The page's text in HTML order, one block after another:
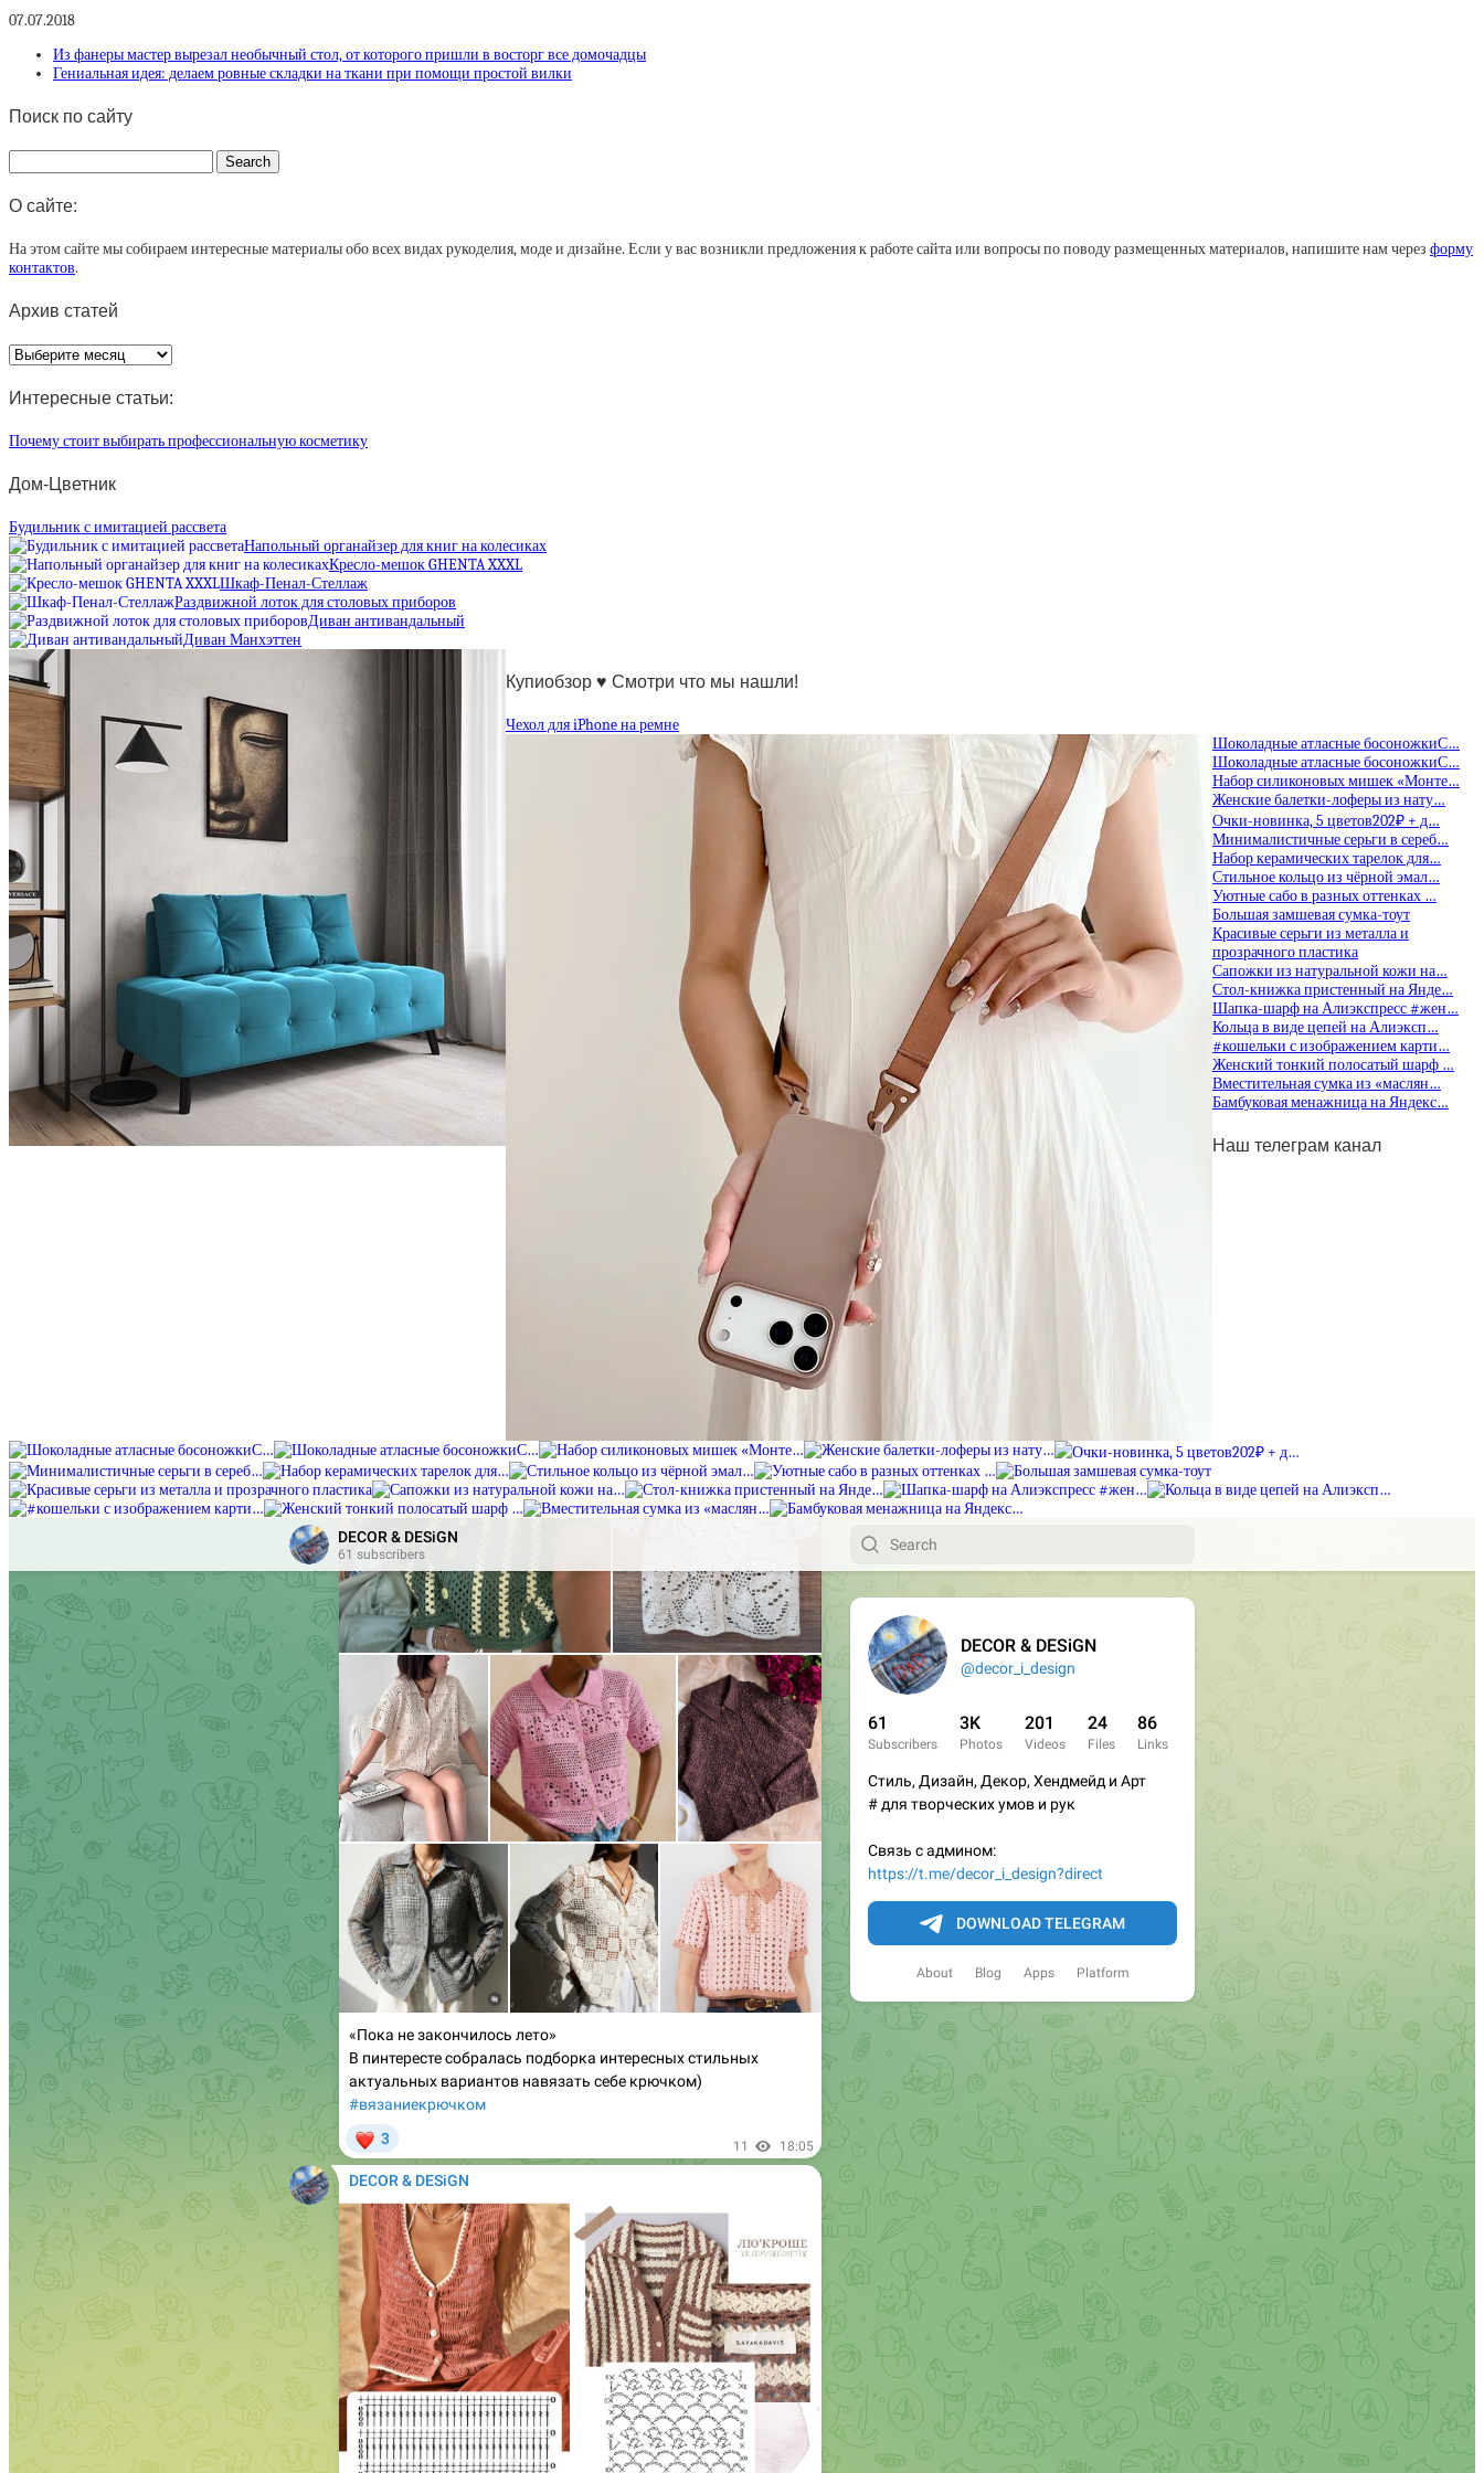
07.07.2018
Из фанеры мастер вырезал необычный стол, от которого пришли в восторг все домочадцы
Гениальная идея: делаем ровные складки на ткани при помощи простой вилки
Поиск по сайту
О сайте:
На этом сайте мы собираем интересные материалы обо всех видах рукоделия, моде и дизайне. Если у вас возникли предложения к работе сайта или вопросы по поводу размещенных материалов, напишите нам через форму
контактов.
Архив статей
Архив
статей
Интересные статьи:
Почему стоит выбирать профессиональную косметику
Дом-Цветник
Будильник с имитацией рассвета
Напольный органайзер для книг на колесиках
Кресло-мешок GHENTA XXXL
Шкаф-Пенал-Стеллаж
Раздвижной лоток для столовых приборов
Диван антивандальный
Диван Манхэттен
Купиобзор ♥ Смотри что мы нашли!
Чехол для iPhone на ремне
Шоколадные атласные босоножкиС…
Шоколадные атласные босоножкиС…
Набор силиконовых мишек «Монте…
Женские балетки-лоферы из нату…
Очки-новинка, 5 цветов202₽ + д…
Минималистичные серьги в сереб…
Набор керамических тарелок для…
Стильное кольцо из чёрной эмал…
Уютные сабо в разных оттенках …
Большая замшевая сумка-тоут
Красивые серьги из металла и
прозрачного пластика
Сапожки из натуральной кожи на…
Стол-книжка пристенный на Янде…
Шапка-шарф на Алиэкспресс #жен…
Кольца в виде цепей на Алиэксп…
#кошельки с изображением карти…
Женский тонкий полосатый шарф …
Вместительная сумка из «маслян…
Бамбуковая менажница на Яндекс…
Наш телеграм канал